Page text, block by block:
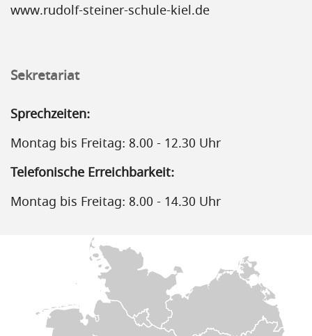
www.rudolf-steiner-schule-kiel.de
Sekretariat
Sprechzeiten:
Montag bis Freitag: 8.00 - 12.30 Uhr
Telefonische Erreichbarkeit:
Montag bis Freitag: 8.00 - 14.30 Uhr